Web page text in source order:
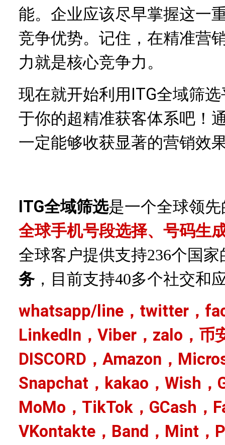
能。企业应该尽早掌握这一
竞争优势。记住，在精准营
力就是核心竞争力。
现在就开始利用ITG全域筛
于你的超精准获客体系吧！
一定能够收获显著的营销效
ITG全域筛选是一个全球领
全球手机号段选择、号码生
全球客户提供支持236个国
务，目前支持40多个社交和
whatsapp/line，twitter，
LinkedIn，Viber，zalo，币
DISCORD，Amazon，
Snapchat，kakao，Wish，
MoMo，TikTok，GCash，
VKontakte，Band，Mint，